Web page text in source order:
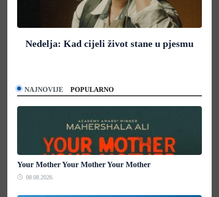
Nedelja: Kad cijeli život stane u pjesmu
NAJNOVIJE POPULARNO
Your Mother Your Mother Your Mother
08.08.2026.